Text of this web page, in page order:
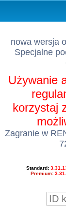
nowa wersja
Specjalne
Używanie
korzystaj
Zagranie w
Standard:
Premium: